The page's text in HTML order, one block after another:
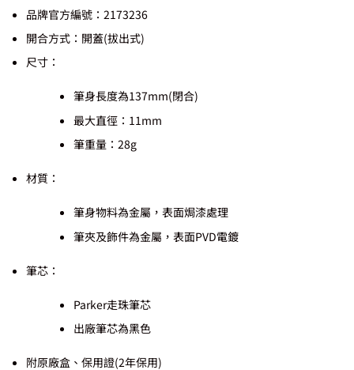
品牌官方編號：2173236
開合方式：開蓋(拔出式)
尺寸：
筆身長度為137mm(閉合)
最大直徑：11mm
筆重量：28g
材質：
筆身物料為金屬，表面焗漆處理
筆夾及飾件為金屬，表面PVD電鍍
筆芯：
Parker走珠筆芯
出廠筆芯為黑色
附原廠盒、保用證(2年保用)